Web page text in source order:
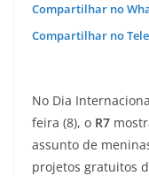
Compartilhar no
Compartilhar no
No Dia
feira (8), o R7
assunto de
projetos gratuitos